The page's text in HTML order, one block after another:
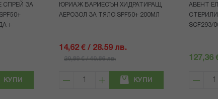
СПРЕЙ ЗА
+
КУПИ
ЮРИАЖ БАРИЕСЪН ХИДРАТИРАЩ
АЕРОЗОЛ ЗА ТЯЛО SPF50+ 200МЛ
14,62 € / 28.59 лв.
20,89 € / 40.86 лв.
КУПИ
АВЕНТ
SCF293/
127,36